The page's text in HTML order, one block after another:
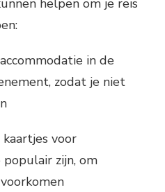
helpen om je reis
in de
zodat je niet
voor
zijn, om